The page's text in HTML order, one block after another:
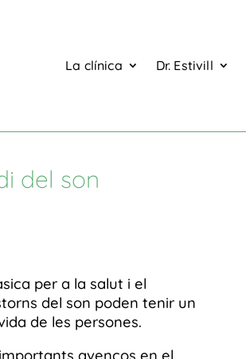
La clínica Dr. Estivill
del son
per a la salut i el
del son poden tenir un
de les persones.